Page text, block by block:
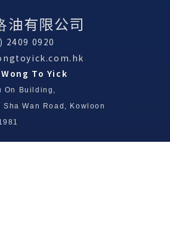
油有限公司
2409 0920
To Yick
On Building,
Wan Road, Kowloon